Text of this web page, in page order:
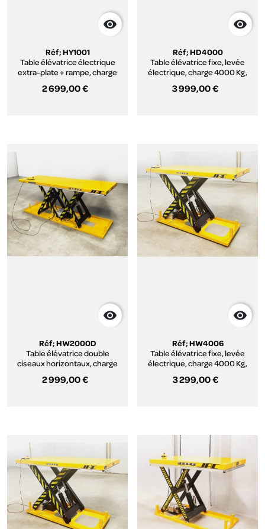

Réf; HY1001
Table élévatrice électrique
extra-plate + rampe, charge
mm)
2 699,00 €

Réf; HD4000
Table élévatrice fixe, levée
électrique, charge 4000 Kg,
double ciseaux, série HD.
3 999,00 €

Réf; HW2000D
Table élévatrice double
ciseaux horizontaux, charge
2 999,00 €

Réf; HW4006
Table élévatrice fixe, levée
électrique, charge 4000 Kg,
HW.
3 299,00 €